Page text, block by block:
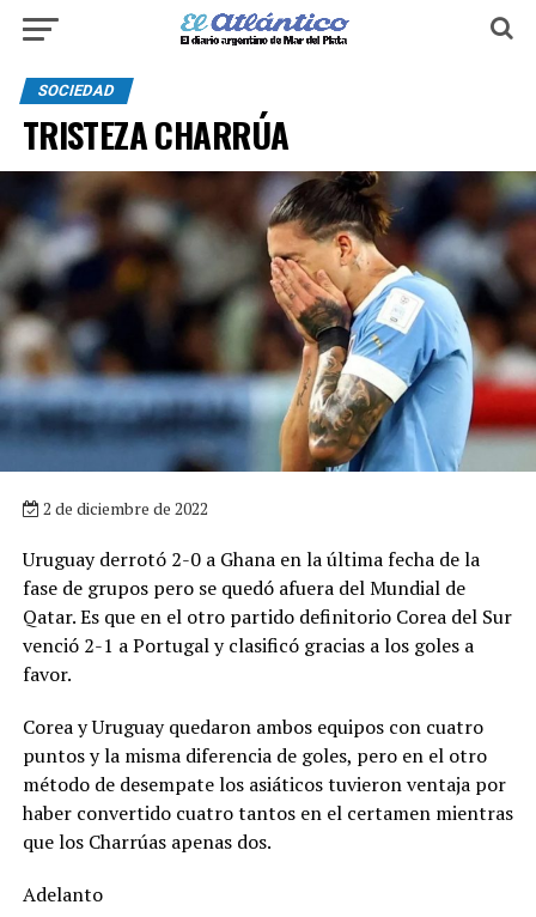
SOCIEDAD
TRISTEZA CHARRÚA
2 de diciembre de 2022
Uruguay derrotó 2-0 a Ghana en la última fecha de la
fase de grupos pero se quedó afuera del Mundial de
Qatar. Es que en el otro partido definitorio Corea del Sur
venció 2-1 a Portugal y clasificó gracias a los goles a
favor.
Corea y Uruguay quedaron ambos equipos con cuatro
puntos y la misma diferencia de goles, pero en el otro
método de desempate los asiáticos tuvieron ventaja por
haber convertido cuatro tantos en el certamen mientras
que los Charrúas apenas dos.
Adelanto